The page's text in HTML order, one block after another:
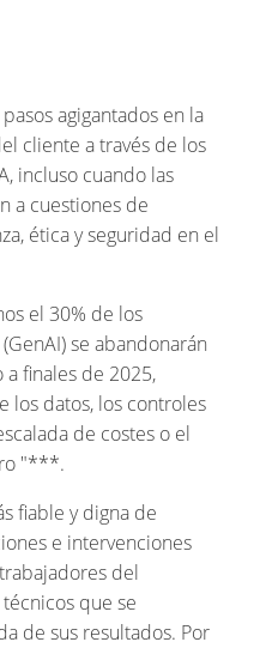
agigantados en la
cliente a través de los
incluso cuando las
a cuestiones de
ética y seguridad en el
el 30% de los
se abandonarán
finales de 2025,
los datos, los controles
de costes o el
"***.
fiable y digna de
e intervenciones
del
que se
de sus resultados. Por